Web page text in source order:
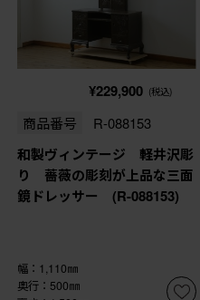
¥229,900 (税込)
商品番号 R-088153
和製ヴィンテージ 軽井沢彫
り 薔薇の彫刻が上品な三面
鏡ドレッサー (R-088153)
幅：1,110㎜
奥行：500㎜